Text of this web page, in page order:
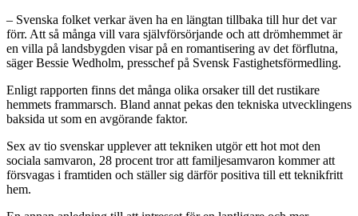
– Svenska folket verkar även ha en längtan tillbaka till hur det var
förr. Att så många vill vara självförsörjande och att drömhemmet är
en villa på landsbygden visar på en romantisering av det förflutna,
säger Bessie Wedholm, presschef på Svensk Fastighetsförmedling.
Enligt rapporten finns det många olika orsaker till det rustikare
hemmets frammarsch. Bland annat pekas den tekniska utvecklingens
baksida ut som en avgörande faktor.
Sex av tio svenskar upplever att tekniken utgör ett hot mot den
sociala samvaron, 28 procent tror att familjesamvaron kommer att
försvagas i framtiden och ställer sig därför positiva till ett teknikfritt
hem.